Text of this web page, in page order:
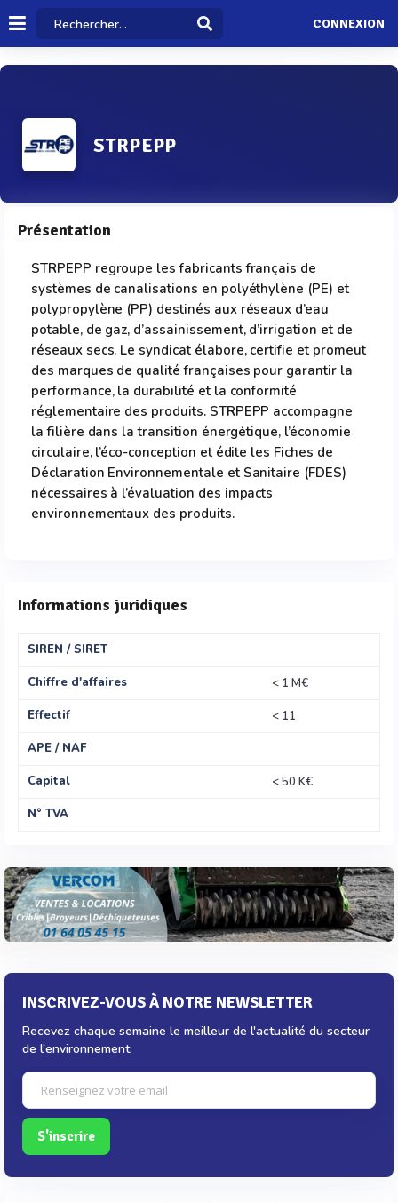
CONNEXION
STRPEPP
Présentation
STRPEPP regroupe les fabricants français de
systèmes de canalisations en polyéthylène (PE) et
polypropylène (PP) destinés aux réseaux d’eau
potable, de gaz, d’assainissement, d’irrigation et de
réseaux secs. Le syndicat élabore, certifie et promeut
des marques de qualité françaises pour garantir la
performance, la durabilité et la conformité
réglementaire des produits. STRPEPP accompagne
la filière dans la transition énergétique, l’économie
circulaire, l’éco-conception et édite les Fiches de
Déclaration Environnementale et Sanitaire (FDES)
nécessaires à l’évaluation des impacts
environnementaux des produits.
Informations juridiques
SIREN / SIRET
Chiffre d'affaires
< 1 M€
Effectif
< 11
APE / NAF
Capital
< 50 K€
N° TVA
INSCRIVEZ-VOUS À NOTRE NEWSLETTER
Recevez chaque semaine le meilleur de l'actualité du secteur
de l'environnement.
S'inscrire